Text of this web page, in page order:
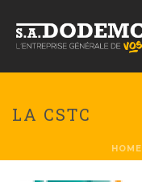
LA CSTC
HOME